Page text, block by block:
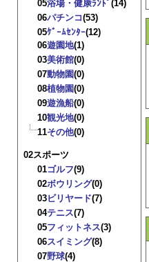
05浴場・健康ﾗﾝﾄﾞ(14)
06パチンコ(53)
05ｹﾞｰﾑｾﾝﾀｰ(12)
06遊園地(1)
03美術館(0)
07動物園(0)
08植物園(0)
09遊漁船(0)
10観光地(0)
11その他(0)
02スポーツ
01ゴルフ(9)
02ボウリング(0)
03ビリヤード(7)
04テニス(7)
05フィットネス(3)
06スイミング(8)
07野球(4)